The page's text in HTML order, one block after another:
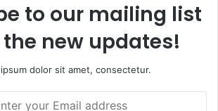
to our mailing list
new updates!
dolor sit amet, consectetur.